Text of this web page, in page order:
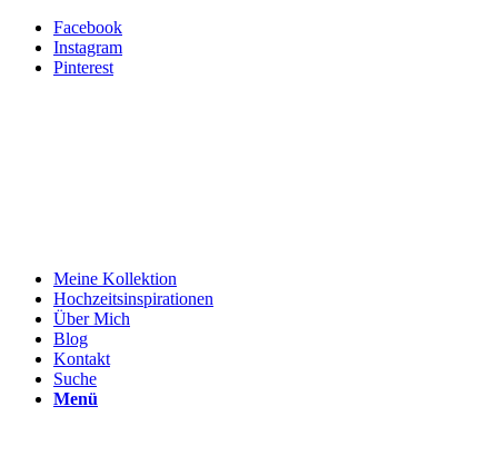
Facebook
Instagram
Pinterest
Meine Kollektion
Hochzeitsinspirationen
Über Mich
Blog
Kontakt
Suche
Menü